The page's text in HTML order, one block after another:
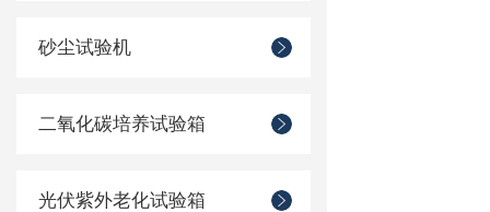
砂尘试验机
二氧化碳培养试验箱
光伏紫外老化试验箱